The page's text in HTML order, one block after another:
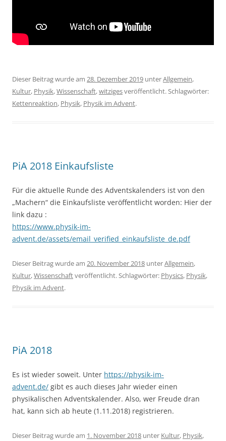
Dieser Beitrag wurde am 28. Dezember 2019 unterAllgemein,
Kultur, Physik,Wissenschaft,witzigesveröffentlicht. Schlagwörter:
Kettenreaktion, Physik, Physik im Advent.
PiA 2018 Einkaufsliste
Für die aktuelle Runde des Adventskalenders ist von den
„Machern“ die Einkaufsliste veröffentlicht worden: Hier der
link dazu :
https://www.physik-im-
advent.de/assets/email_verified_einkaufsliste_de.pdf
Dieser Beitrag wurde am 20. November 2018 unterAllgemein,
Kultur,Wissenschaftveröffentlicht. Schlagwörter: Physics, Physik,
Physik im Advent.
PiA 2018
Es ist wieder soweit. Unter https://physik-im-
advent.de/ gibt es auch dieses Jahr wieder einen
physikalischen Adventskalender. Also, wer Freude dran
hat, kann sich ab heute (1.11.2018) registrieren.
Dieser Beitrag wurde am 1. November 2018 unter Kultur, Physik,